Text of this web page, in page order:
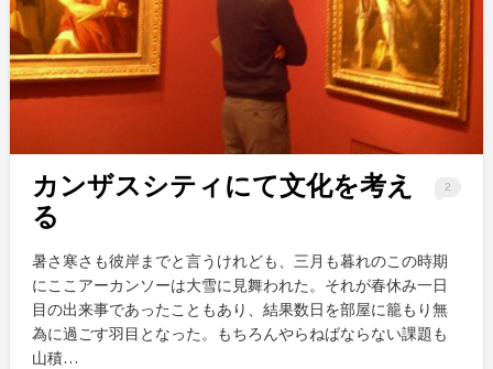
2
カンザスシティにて文化を考え
る
暑さ寒さも彼岸までと言うけれども、三月も暮れのこの時期
にここアーカンソーは大雪に見舞われた。それが春休み一日
目の出来事であったこともあり、結果数日を部屋に籠もり無
為に過ごす羽目となった。もちろんやらねばならない課題も
山積…